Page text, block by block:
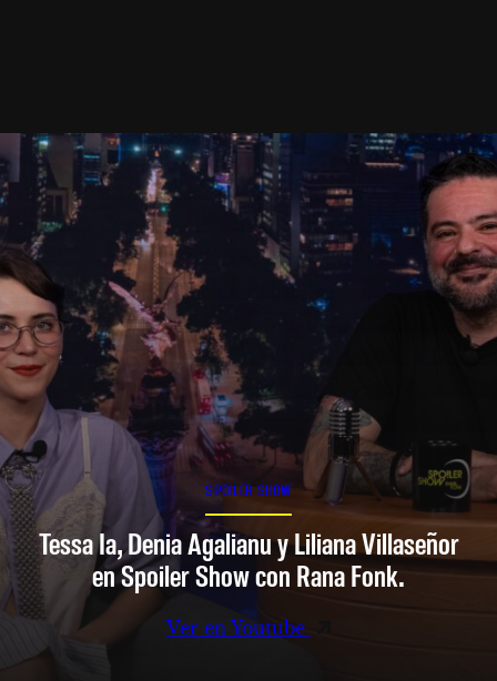
SPOILER SHOW
Tessa Ia, Denia Agalianu y Liliana Villaseñor
en Spoiler Show con Rana Fonk.
Ver en Youtube